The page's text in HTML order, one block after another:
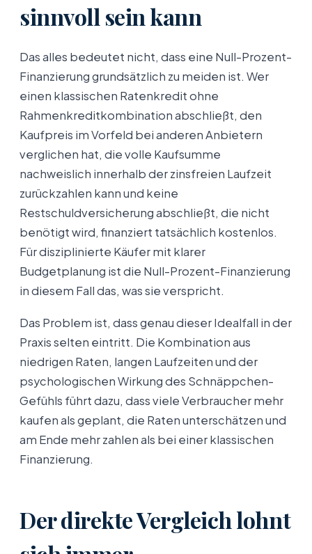
sinnvoll sein kann
Das alles bedeutet nicht, dass eine Null-Prozent-
Finanzierung grundsätzlich zu meiden ist. Wer
einen klassischen Ratenkredit ohne
Rahmenkreditkombination abschließt, den
Kaufpreis im Vorfeld bei anderen Anbietern
verglichen hat, die volle Kaufsumme
nachweislich innerhalb der zinsfreien Laufzeit
zurückzahlen kann und keine
Restschuldversicherung abschließt, die nicht
benötigt wird, finanziert tatsächlich kostenlos.
Für disziplinierte Käufer mit klarer
Budgetplanung ist die Null-Prozent-Finanzierung
in diesem Fall das, was sie verspricht.
Das Problem ist, dass genau dieser Idealfall in der
Praxis selten eintritt. Die Kombination aus
niedrigen Raten, langen Laufzeiten und der
psychologischen Wirkung des Schnäppchen-
Gefühls führt dazu, dass viele Verbraucher mehr
kaufen als geplant, die Raten unterschätzen und
am Ende mehr zahlen als bei einer klassischen
Finanzierung.
Der direkte Vergleich lohnt